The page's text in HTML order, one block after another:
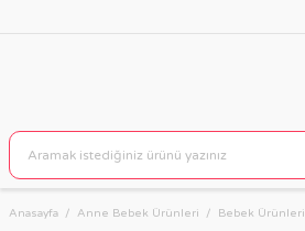
Anasayfa Anne Bebek Ürünleri Bebek Ürünleri